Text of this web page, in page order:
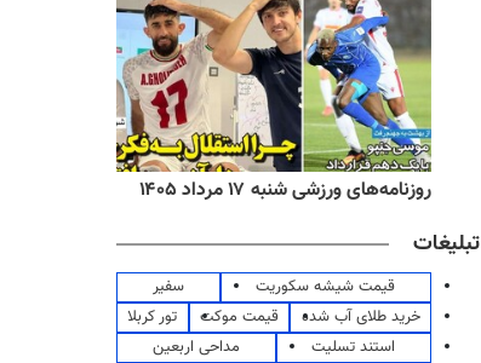
روزنامه‌های صبح شنبه ۱۷ مرداد ۱۴۰۵
تبلیغات
قیمت شیشه سکوریت
سفیر
خرید طلای آب شده
قیمت موکت
تور کربلا
استند تسلیت
مداحی اربعین